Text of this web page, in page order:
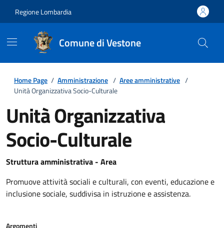
Regione Lombardia
Comune di Vestone
Home Page / Amministrazione / Aree amministrative /
Unità Organizzativa Socio-Culturale
Unità Organizzativa
Socio-Culturale
Struttura amministrativa - Area
Promuove attività sociali e culturali, con eventi, educazione e
inclusione sociale, suddivisa in istruzione e assistenza.
Argomenti